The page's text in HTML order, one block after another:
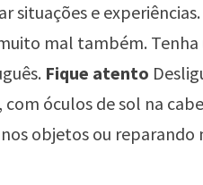
situações e
mal também.
Fique atento
óculos de sol na
objetos ou